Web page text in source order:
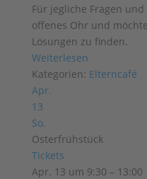
Für jegliche Fragen
offenes Ohr und
Lösungen zu finden.
Weiterlesen
Kategorien: Elterncafé
Apr.
13
So.
Osterfrühstück
Tickets
Apr. 13 um 9:30 – 13:00